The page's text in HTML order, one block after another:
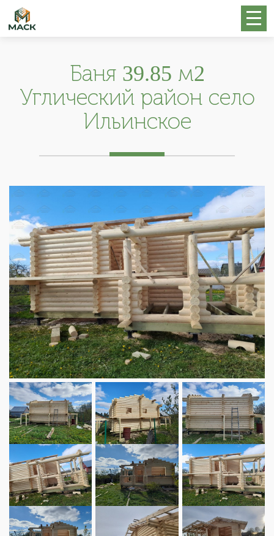
Баня 39.85 м2
Углический район село
Ильинское